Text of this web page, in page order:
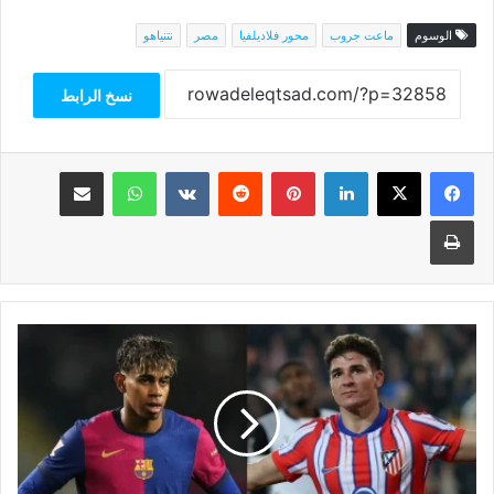
الوسوم ماعت جروب محور فلاديلفيا مصر نتنياهو
نسخ الرابط
فيسبوك‫X لينكدإن بينتيريست واتساب مشاركة عبر البريد
طباعة
برشلونة
يتفوق
على
أتلتيكو
مدريد
في
تاريخ